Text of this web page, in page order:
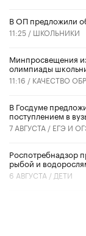
В ОП предложили
11:25 / ШКОЛЬНИКИ
Минпросвещения
олимпиады
11:16 / КАЧЕСТВО
В Госдуме
поступлением в
7 АВГУСТА / ЕГЭ И
Роспотребнадзор
рыбой и
6 АВГУСТА / ДЕТИ